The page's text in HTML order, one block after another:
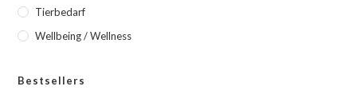
Tierbedarf
Wellbeing / Wellness
Bestsellers